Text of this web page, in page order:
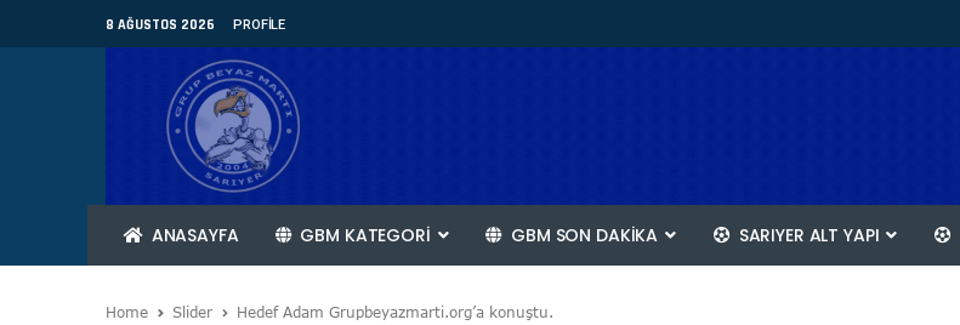
8 AĞUSTOS 2026 PROFILE
ANASAYFA GBM KATEGORİ GBM SON DAKİKA SARIYER ALT YAPI
Home Slider Hedef Adam Grupbeyazmarti.org’a konuştu.